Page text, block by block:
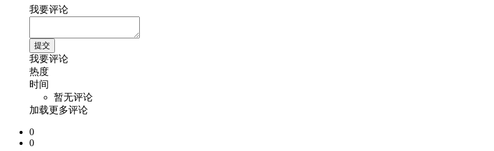
我要评论
我要评论
热度
时间
暂无评论
加载更多评论
0
0